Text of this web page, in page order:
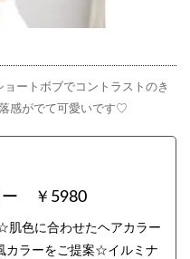
ートボブでコントラストのき
感がでて可愛いです♡
ー ￥5980
色に合わせたヘアカラー
ラーをご提案☆イルミナ